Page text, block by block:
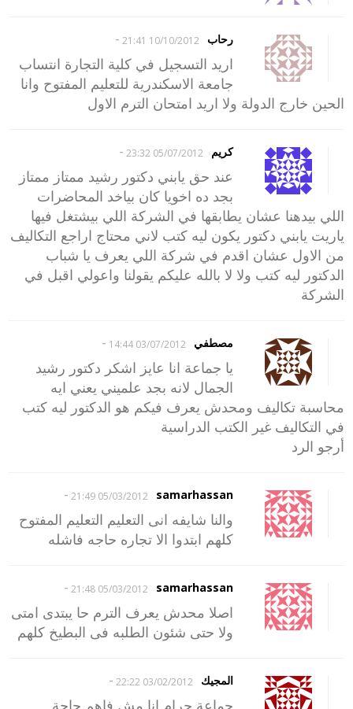
رحاب 10/10/2012 21:41
-
اريد التسجيل في كلية التجارة انتساب
جامعة الاسكندرية للتعليم المفتوح وانا
الحين خارج الدولة ولا اريد امتحان الترم الاول
كريم 05/07/2012 23:32
-
عند حق يابني دكتور رشيد ممتاز ممتاز
بجد ده اخويا كان بياخد المحاضرات
اللي بيدهنا عشان يطابقها في الشركة اللي بيشتغل فيها
ياريت يابني دكتور يكون ليه كتب لاني محتاج اراجع التكاليف
من الاول عشان اقدم في شركة اللي يعرف يا شباب
الدكتور ليه كتب ولا لا بالله عليكم يقولنا واعولي اقبل في
الشركة
مصطفي 03/07/2012 14:44
-
يا جماعة انا عايز اشكر دكتور رشيد
الجمال لانه بجد علميني يعني ايه
محاسبة تكاليف ومحدش يعرف فيكم هو الدكتور ليه كتب
في التكاليف غير الكتب الدراسية
أرجو الرد
samarhassan
05/03/2012 21:49
-
والنا شايفه انى التعليم التعليم المفتوح
كلهم ابتدوا الا تجاره حاجه فاشله
samarhassan
05/03/2012 21:48
-
اصلا محدش يعرف الترم حا يبتدى امتى
ولا حتى شئون الطلبه فى البطيخ كلهم
المجيك 03/02/2012 22:22
-
جماعة حرام انا مش فاهم حاجة